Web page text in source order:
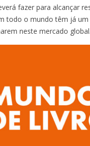
fazer para alcançar
todo o mundo têm já
neste mercado global.